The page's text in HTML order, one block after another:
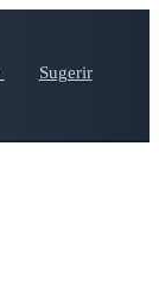
Sugerir